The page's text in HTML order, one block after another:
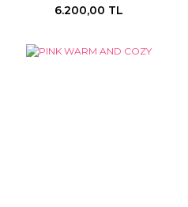
6.200,00 TL